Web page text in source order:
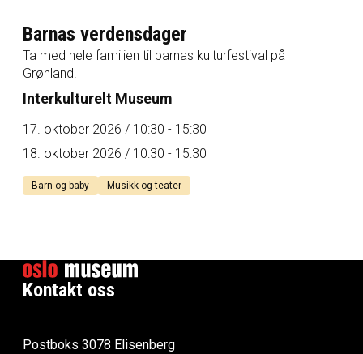
Barnas verdensdager
Ta med hele familien til barnas kulturfestival på
Grønland.
Interkulturelt Museum
17. oktober 2026 / 10:30 - 15:30
18. oktober 2026 / 10:30 - 15:30
Barn og baby Musikk og teater
Kontakt oss
Postboks 3078 Elisenberg